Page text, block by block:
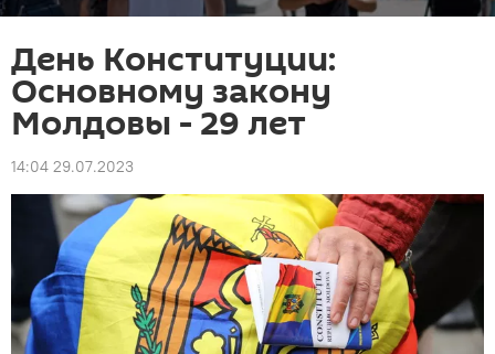
День Конституции:
Основному закону
Молдовы - 29 лет
14:04 29.07.2023